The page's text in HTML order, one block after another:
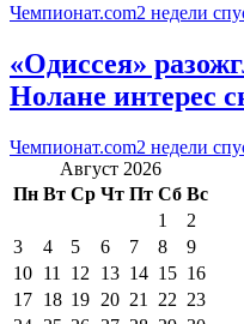
Чемпионат.com2 недели
«Одиссея»
Нолане интерес
Чемпионат.com2 недели
Август 2026
Пн Вт Ср Чт Пт Сб Вс
1
2
3
4 5 6 7 8
9
10 11 12 13 14 15 16
17 18 19 20 21 22 23